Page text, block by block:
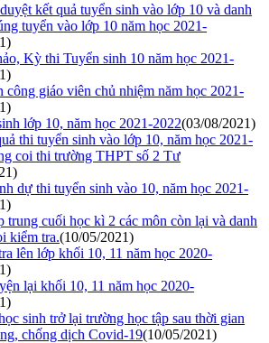
kết quả tuyển sinh vào lớp 10 và danh
tuyển vào lớp 10 năm học 2021-
Kỳ thi Tuyển sinh 10 năm học 2021-
công giáo viên chủ nhiệm năm học 2021-
lớp 10, năm học 2021-2022(03/08/2021)
thi tuyển sinh vào lớp 10, năm học 2021-
coi thi trường THPT số 2 Tư
dự thi tuyển sinh vào 10, năm học 2021-
trung cuối học kì 2 các môn còn lại và danh
kiểm tra.(10/05/2021)
lên lớp khối 10, 11 năm học 2020-
lại khối 10, 11 năm học 2020-
sinh trở lại trường học tập sau thời gian
chống dịch Covid-19(10/05/2021)